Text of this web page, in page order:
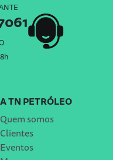
A TN PETRÓLEO
Quem somos
Clientes
Eventos